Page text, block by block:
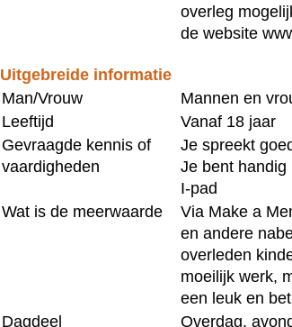
overleg
de website
Uitgebreide informatie
Man/Vrouw
Mannen en
Leeftijd
Vanaf 18 jaar
Gevraagde kennis of
vaardigheden
Je spreekt
Je bent handig
I-pad
Wat is de meerwaarde
Via Make a
en andere
overleden
moeilijk werk,
een leuk en
Dagdeel
Overdag,